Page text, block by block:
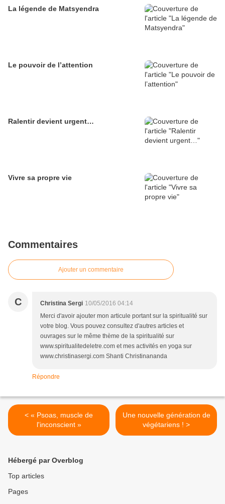
La légende de Matsyendra
Le pouvoir de l’attention
Ralentir devient urgent…
Vivre sa propre vie
Commentaires
Ajouter un commentaire
C Christina Sergi 10/05/2016 04:14
Merci d'avoir ajouter mon articule portant sur la spiritualité sur
votre blog. Vous pouvez consultez d'autres articles et
ouvrages sur le même thème de la spiritualité sur
www.spiritualitedeletre.com et mes activités en yoga sur
www.christinasergi.com Shanti Christinananda
Répondre
< « Psoas, muscle de
l'inconscient »
Une nouvelle génération de
végétariens ! >
Hébergé par Overblog
Top articles
Pages